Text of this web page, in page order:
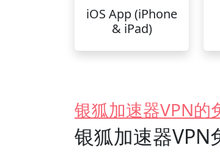
iOS App (iPhone
& iPad)
银狐加速器VPN的
银狐加速器VPN